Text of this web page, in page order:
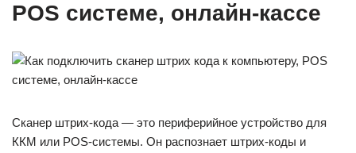
POS системе, онлайн-кассе
Сканер штрих-кода — это периферийное устройство для
ККМ или POS-системы. Он распознает штрих-коды и